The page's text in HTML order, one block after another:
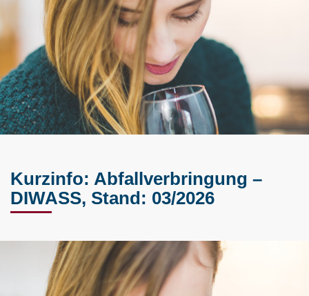
Kurzinfo: Abfallverbringung –
DIWASS, Stand: 03/2026